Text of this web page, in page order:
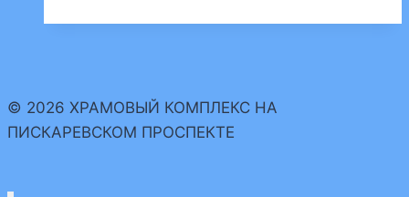
обучающем
семинаре
© 2026 ХРАМОВЫЙ КОМПЛЕКС НА
ПИСКАРЕВСКОМ ПРОСПЕКТЕ